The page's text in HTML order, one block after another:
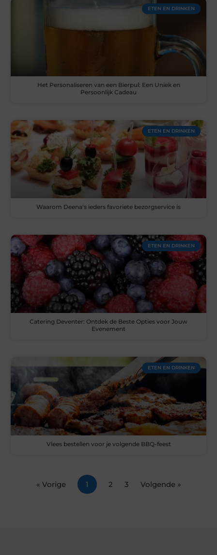
ETEN EN DRINKEN
Het Personaliseren van een Bierpul: Een Uniek en
Persoonlijk Cadeau
ETEN EN DRINKEN
Waarom Deena's ieders favoriete bezorgservice is
ETEN EN DRINKEN
Catering Deventer: Ontdek de Beste Opties voor Jouw
Evenement
ETEN EN DRINKEN
Vlees bestellen voor je volgende BBQ-feest
« Vorige 1 2 3 Volgende »